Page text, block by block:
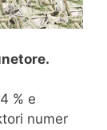
% e
numer